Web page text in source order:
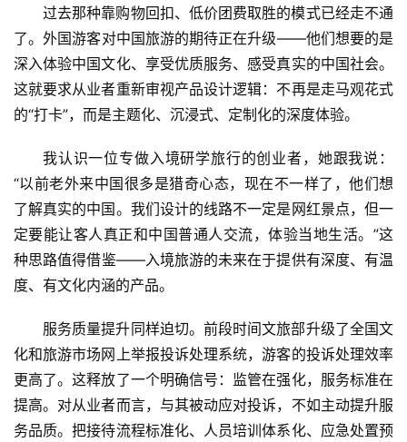
旅
融
合
振
兴
智
慧
旅
A
R
+
文
登录 注册
过去那种靠购物回扣、低价团费取胜的模式已经走不通
了。外国游客对中国旅游的期待正在升级——他们想要的是
深入体验中国文化、享受优质服务、感受真实的中国社会。
这就要求从业者重新审视产品设计逻辑：不再是走马观花式
的“打卡”，而是主题化、沉浸式、定制化的深度体验。
我认识一位专做入境研学旅行的创业者，她跟我说：
“以前老外来中国很多是猎奇心态，现在不一样了，他们想
了解真实的中国。我们设计的线路不一定是网红景点，但一
定要能让客人真正和中国普通人交流，体验当地生活。”这
种思路值得借鉴——入境旅游的未来在于提供有深度、有温
度、有文化内涵的产品。
服务质量提升同样迫切。前段时间文旅部升级了全国文
化和旅游市场网上举报投诉处理系统，游客的投诉处理效率
更高了。这释放了一个明确信号：监管在强化，服务标准在
提高。对从业者而言，与其被动应对投诉，不如主动提升服
务品质。把接待流程标准化、人员培训体系化、应急处置预